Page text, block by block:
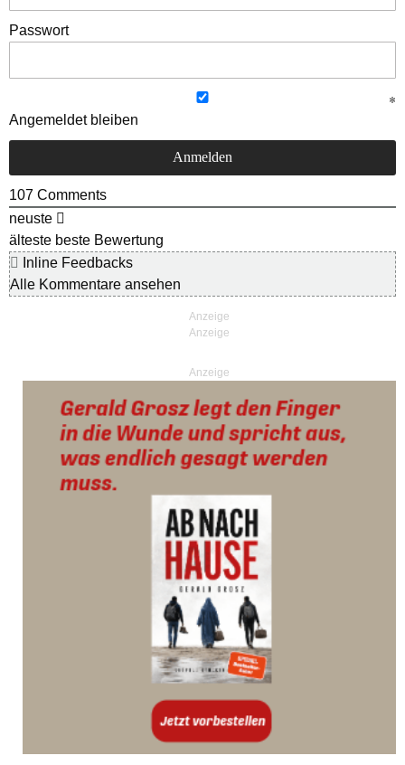
Passwort
Angemeldet bleiben
107 Comments
neuste
älteste beste Bewertung
Inline Feedbacks
Alle Kommentare ansehen
Anzeige